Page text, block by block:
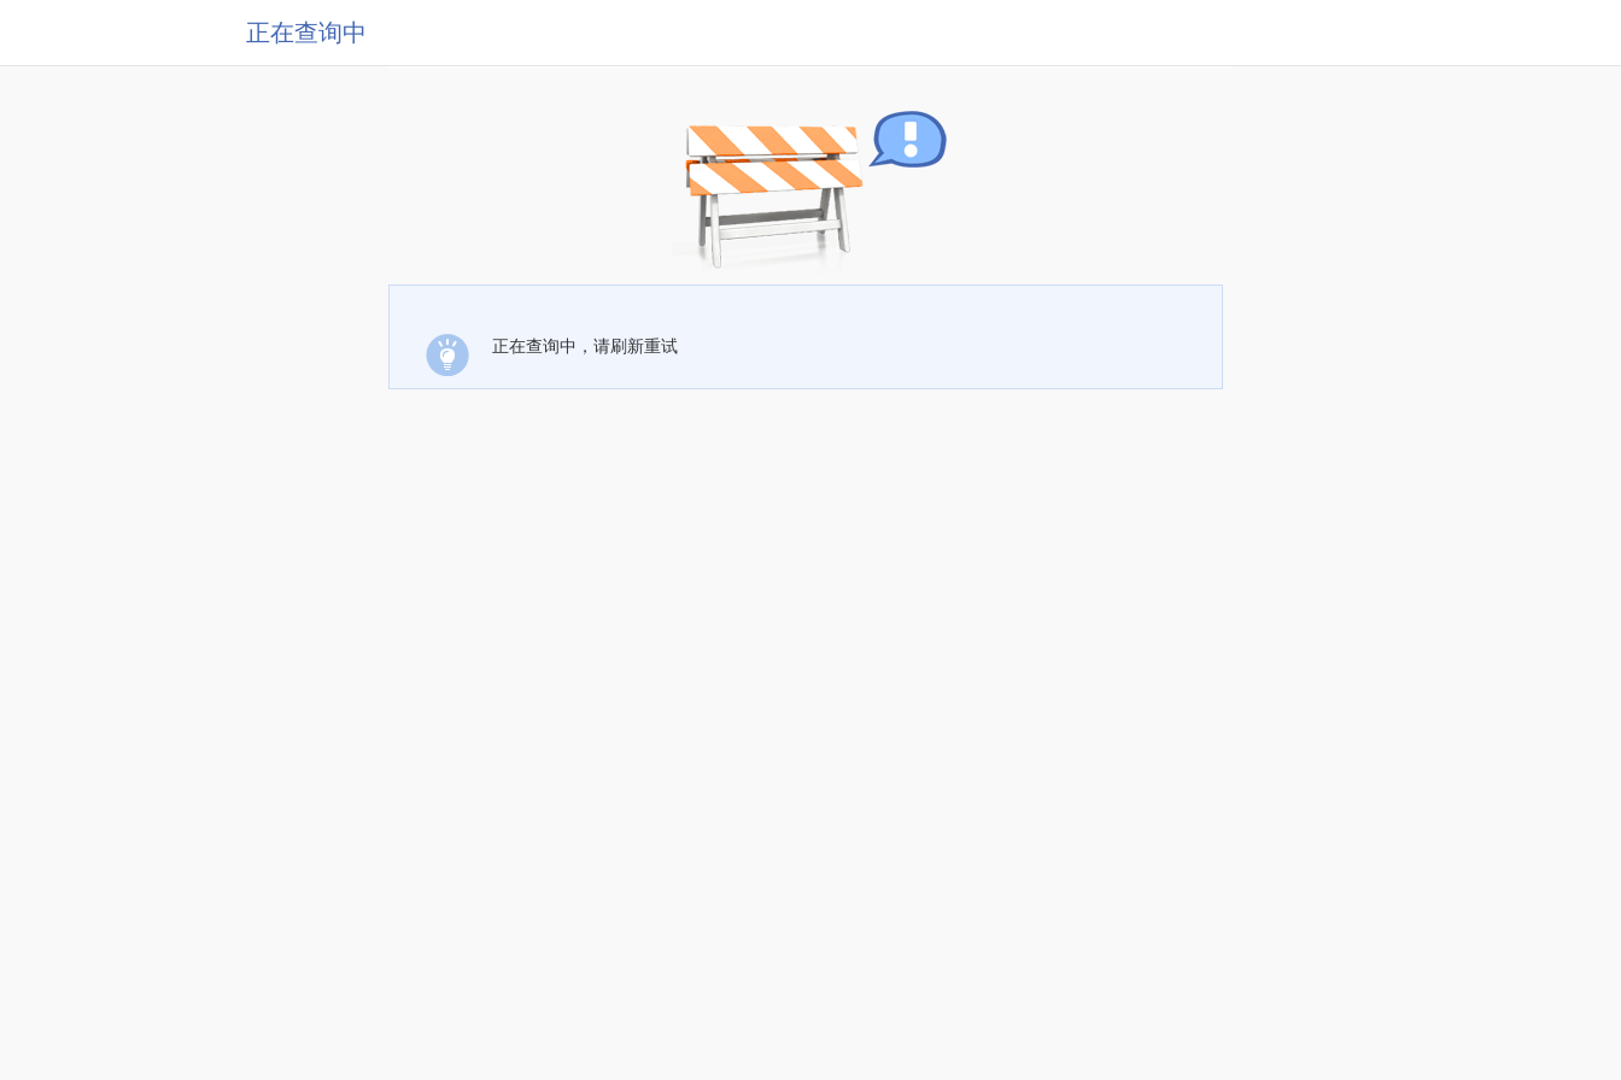
正在查询中
正在查询中，请刷新重试